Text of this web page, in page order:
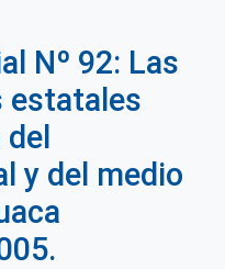
Nº 92: Las
estatales
y del medio